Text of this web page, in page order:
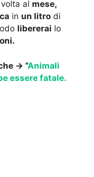
volta al mese,
in un litro di
libererai lo
-> “Animali
essere fatale.